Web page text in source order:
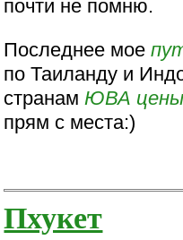
почти не помню.
Последнее мое
по Таиланду и
странамЮВА цены
прям с места:)
Пхукет